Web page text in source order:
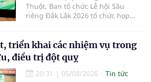
Thuột, Ban tổ chức Lễ hội Sầu
riêng Đắk Lắk 2026 tổ chức họp
hội Sầu riêng Đắk Lắk năm 2026 có
chủ đề “Sầu riêng Đắk Lắk – Kết nối
vươn xa”, được tổ chức từ ngày
15/8/2026 đến ngày 02/9/2026 tại
triển khai các nhiệm vụ trong
điều trị đột quỵ
20:31 | 05/08/2026
Tin tức